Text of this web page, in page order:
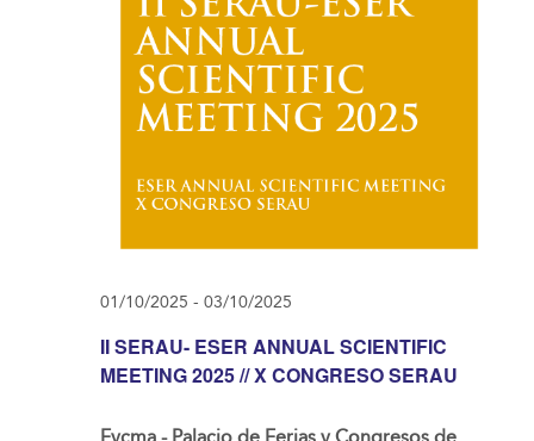
II SERAU- ESER ANNUAL SCIENTIFIC
MEETING 2025 // X CONGRESO SERAU
01/10/2025 - 03/10/2025